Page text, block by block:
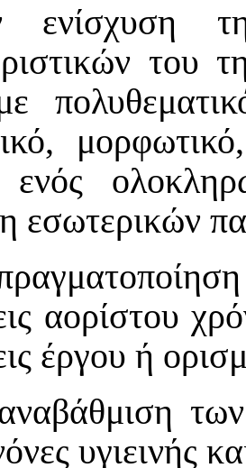
του
ενός
εσωτερικών
αορίστου
έργου ή
υγιεινής